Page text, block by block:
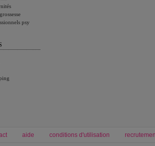
psy
aide conditions d'utilisation